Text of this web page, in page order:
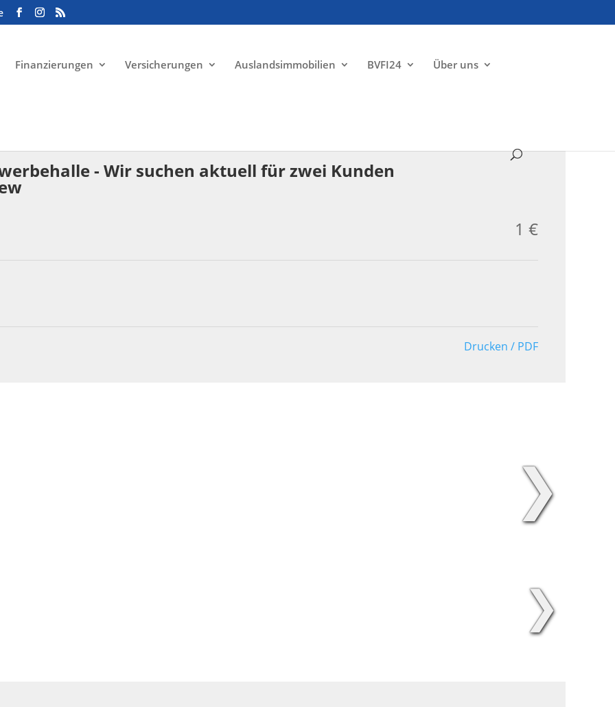
Finanzierungen Versicherungen Auslandsimmobilien BVFI24 Über uns
- Wir suchen aktuell für zwei Kunden
1 €
Drucken / PDF
❯
❯